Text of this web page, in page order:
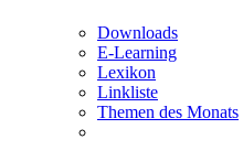
Downloads
E-Learning
Lexikon
Linkliste
Themen des Monats